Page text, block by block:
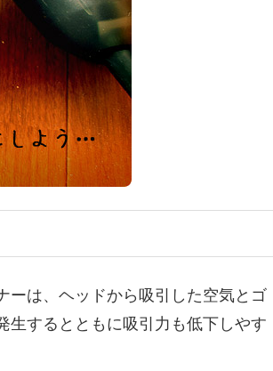
ーは、ヘッドから吸引した空気とゴ
生するとともに吸引力も低下しやす